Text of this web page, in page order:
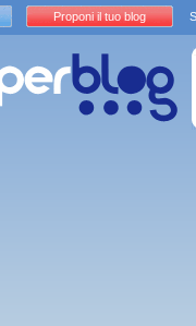
Proponi il tuo blog